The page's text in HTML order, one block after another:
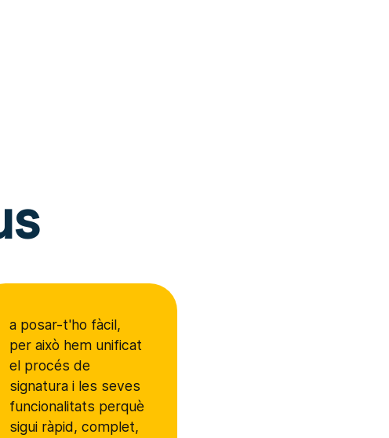
a posar-t'ho fàcil,
per això hem unificat
el procés de
signatura i les seves
funcionalitats perquè
sigui ràpid, complet,